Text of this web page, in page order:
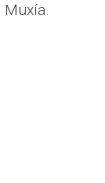
Muxía.